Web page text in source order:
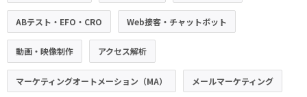
ABテスト・EFO・CRO Web接客・チャットボット
動画・映像制作 アクセス解析
マーケティングオートメーション（MA） メールマーケティング